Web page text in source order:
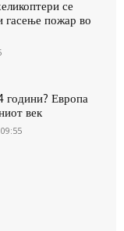
се
гасење пожар во
години? Европа
век